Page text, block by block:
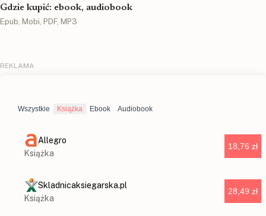
Gdzie kupić: ebook, audiobook
Epub, Mobi, PDF, MP3